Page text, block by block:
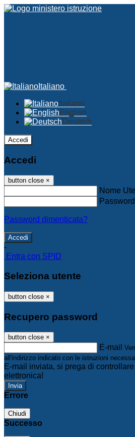
Italiano
Italiano
English
Deutsch
Accedi
Accedi
button close ×
Nome
Password
Password dimenticata?
-
Entra con SPID
Seleziona utente
button close ×
Recupero password
button close ×
E-mail
all'indirizzo indicato con le istruzioni
E-mail inviata, si prega di
elettronica!
Errore
Chiudi
Successo